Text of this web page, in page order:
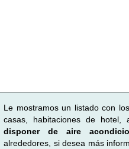
Le mostramos un listado con
casas, habitaciones de hotel,
disponer de aire
alrededores, si desea más